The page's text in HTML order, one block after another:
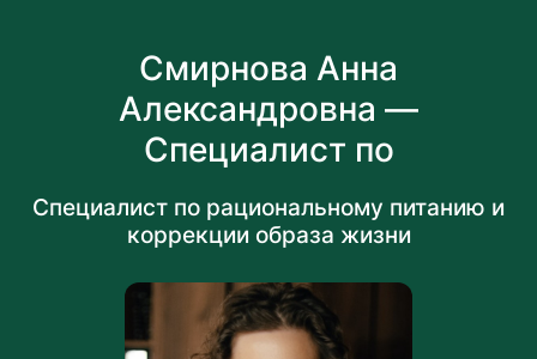
Смирнова Анна
Александровна —
Специалист по
коррекции образа жизни
Специалист по рациональному питанию и
коррекции образа жизни